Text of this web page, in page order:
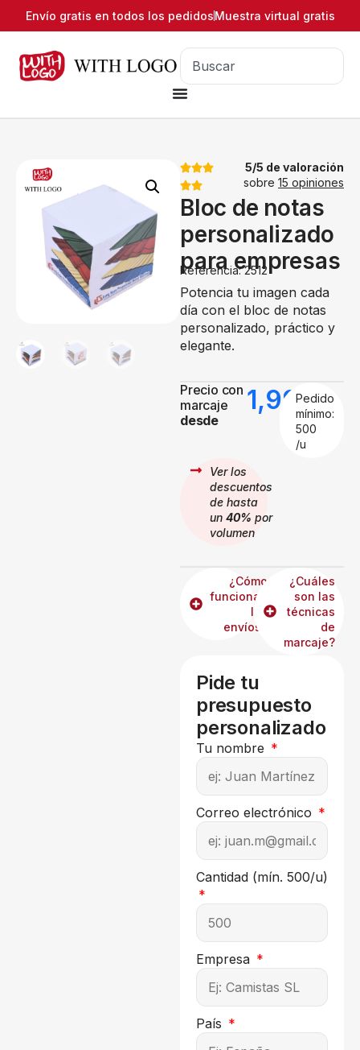
Envío gratis en todos los pedidosMuestra virtual gratis
5/5 de valoración
sobre 15 opiniones
Bloc de notas
personalizado
para empresas
Referencia: 2512
Potencia tu imagen cada
día con el bloc de notas
personalizado, práctico y
elegante.
Precio con
marcaje
desde
1,99€
Pedido
mínimo:
500
/u
Ver los
descuentos
de hasta
un 40% por
volumen
¿Cómo
funcionan
los
envíos?
¿Cuáles
son las
técnicas
de
marcaje?
Pide tu
presupuesto
personalizado
Tu nombre
Correo electrónico
Cantidad (mín. 500/u)
Empresa
País